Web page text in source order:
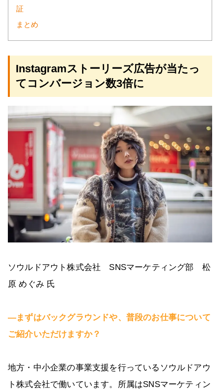
証
まとめ
Instagramストーリーズ広告が当たっ
てコンバージョン数3倍に
ソウルドアウト株式会社 SNSマーケティング部 松
原 めぐみ 氏
―まずはバックグラウンドや、普段のお仕事について
ご紹介いただけますか？
地方・中小企業の事業支援を行っているソウルドアウ
ト株式会社で働いています。所属はSNSマーケティン